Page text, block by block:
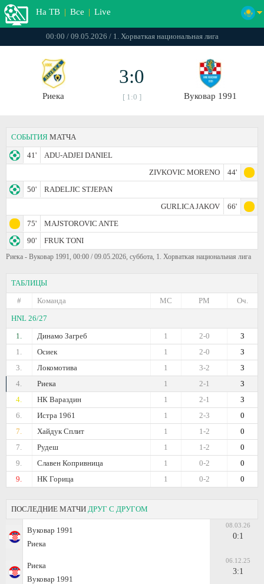
На ТВ | Все | Live
00:00 / 09.05.2026 / 1. Хорваткая национальная лига
Риека
3:0
[ 1:0 ] Вуковар 1991
СОБЫТИЯ МАТЧА
41'
ADU-ADJEI DANIEL
ZIVKOVIC MORENO
44'
50'
RADELJIC STJEPAN
GURLICA JAKOV
66'
75'
MAJSTOROVIC ANTE
90'
FRUK TONI
Риека - Вуковар 1991, 00:00 / 09.05.2026, суббота, 1. Хорваткая национальная лига
ТАБЛИЦЫ
#
Команда Оч.
РМ
МС
HNL 26/27
1.
Динамо Загреб 3
2-0
1
1.
Осиек 3
2-0
1
3.
Локомотива 3
3-2
1
4.
Риека 3
2-1
1
4.
НК Вараздин 3
2-1
1
6.
Истра 1961 0
2-3
1
7.
Хайдук Сплит 0
1-2
1
7.
Рудеш 0
1-2
1
9.
Славен Копривница 0
0-2
1
9.
НК Горица 0
0-2
1
ПОСЛЕДНИЕ МАТЧИ ДРУГ С ДРУГОМ
Вуковар 1991
Риека
08.03.26
0:1
Риека
Вуковар 1991
06.12.25
3:1